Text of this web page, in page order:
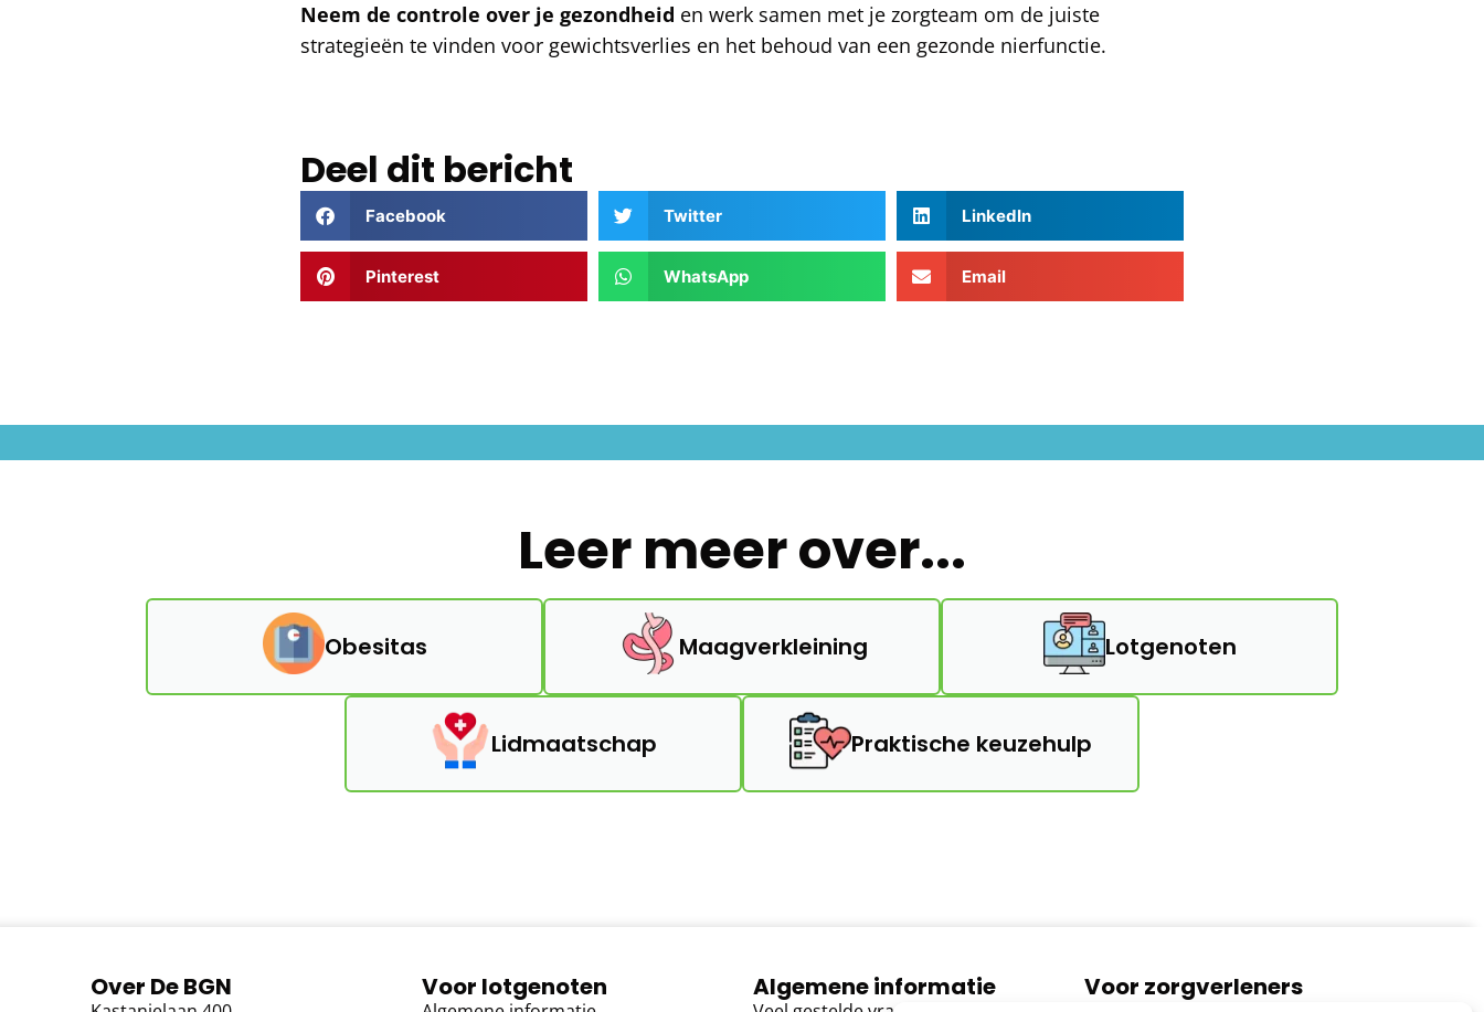
Neem de controle over je gezondheid en werk samen met je zorgteam om de juiste
strategieën te vinden voor gewichtsverlies en het behoud van een gezonde nierfunctie.
Deel dit bericht
Facebook Twitter LinkedIn
Pinterest WhatsApp Email
Leer meer over...
Obesitas Maagverkleining Lotgenoten
Lidmaatschap Praktische keuzehulp
Over De BGN Voor lotgenoten Algemene informatie Voor zorgverleners